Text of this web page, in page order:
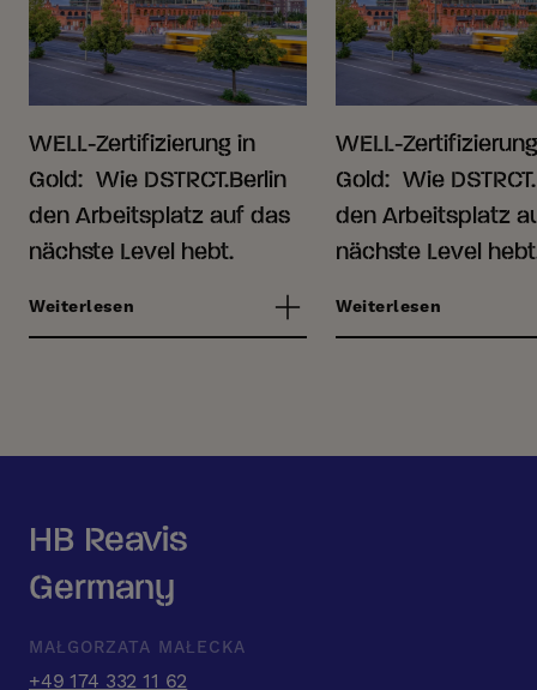
WELL-Zertifizierung in
Gold: Wie DSTRCT.Berlin
den Arbeitsplatz auf das
nächste Level hebt.
Weiterlesen
WELL-
Gold: Wie
den Arbeitsplatz
nächste Level
Weiterlesen
HB Reavis
Germany
MAŁGORZATA MAŁECKA
+49 174 332 11 62